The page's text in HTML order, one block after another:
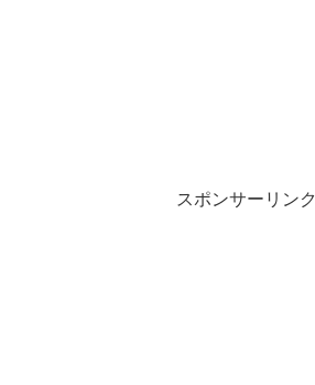
スポンサーリンク